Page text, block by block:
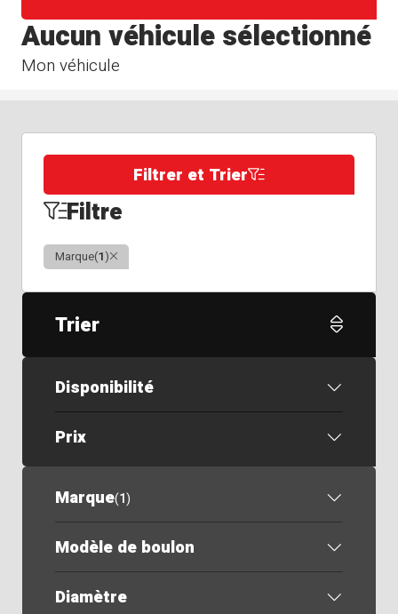
Mon véhicule
Aucun véhicule sélectionné
Filtrer et Trier
Filtre
Marque(1)Clair
Trier
Disponibilité
Prix
Marque(1)
Modèle de boulon
Diamètre